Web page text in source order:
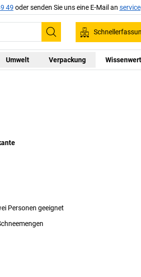
49 oder senden Sie uns eine E-Mail an
Suchen
Umwelt Verpackung
Personen geeignet